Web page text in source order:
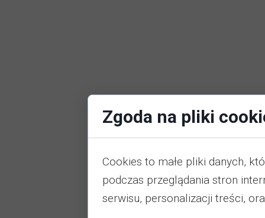
Zgoda na pliki
Cookies to małe pliki danych,
podczas przeglądania stron
serwisu, personalizacji treści,